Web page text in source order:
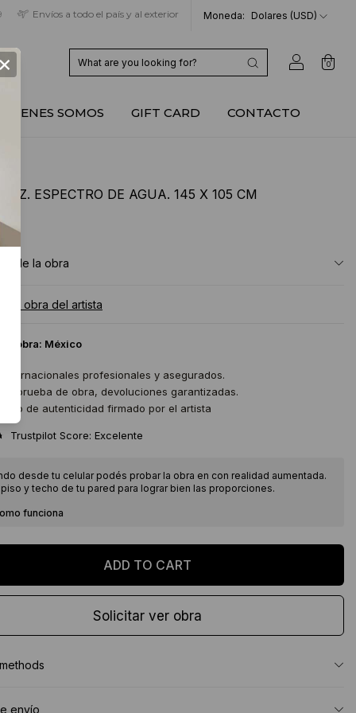
Envíos a todo el país y al exterior Moneda: Dolares (USD)
0
SOMOS GIFT CARD CONTACTO
ESPECTRO DE AGUA. 145 X 105 CM
de la obra
la obra del artista
la obra: México
internacionales profesionales y asegurados.
prueba de obra, devoluciones garantizadas.
de autenticidad firmado por el artista
Trustpilot Score: Excelente
desde tu celular podés probar la obra en con realidad aumentada.
y techo de tu pared para lograr bien las proporciones.
funciona
Solicitar ver obra
envío